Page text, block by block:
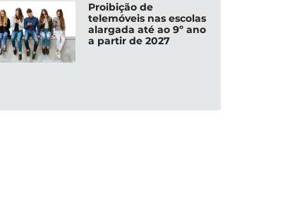
Proibição de
telemóveis nas escolas
alargada até ao 9º ano
a partir de 2027